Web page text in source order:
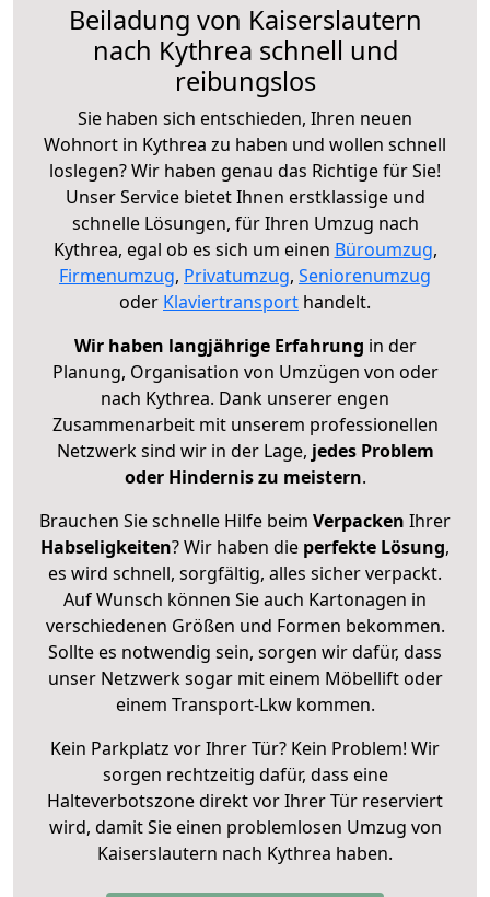
Beiladung von Kaiserslautern
nach Kythrea schnell und
reibungslos
Sie haben sich entschieden, Ihren neuen
Wohnort in Kythrea zu haben und wollen schnell
loslegen? Wir haben genau das Richtige für Sie!
Unser Service bietet Ihnen erstklassige und
schnelle Lösungen, für Ihren Umzug nach
Kythrea, egal ob es sich um einen Büroumzug,
Firmenumzug, Privatumzug, Seniorenumzug
oder Klaviertransport handelt.
Wir haben langjährige Erfahrung in der
Planung, Organisation von Umzügen von oder
nach Kythrea. Dank unserer engen
Zusammenarbeit mit unserem professionellen
Netzwerk sind wir in der Lage, jedes Problem
oder Hindernis zu meistern.
Brauchen Sie schnelle Hilfe beim Verpacken Ihrer
Habseligkeiten? Wir haben die perfekte Lösung,
es wird schnell, sorgfältig, alles sicher verpackt.
Auf Wunsch können Sie auch Kartonagen in
verschiedenen Größen und Formen bekommen.
Sollte es notwendig sein, sorgen wir dafür, dass
unser Netzwerk sogar mit einem Möbellift oder
einem Transport-Lkw kommen.
Kein Parkplatz vor Ihrer Tür? Kein Problem! Wir
sorgen rechtzeitig dafür, dass eine
Halteverbotszone direkt vor Ihrer Tür reserviert
wird, damit Sie einen problemlosen Umzug von
Kaiserslautern nach Kythrea haben.